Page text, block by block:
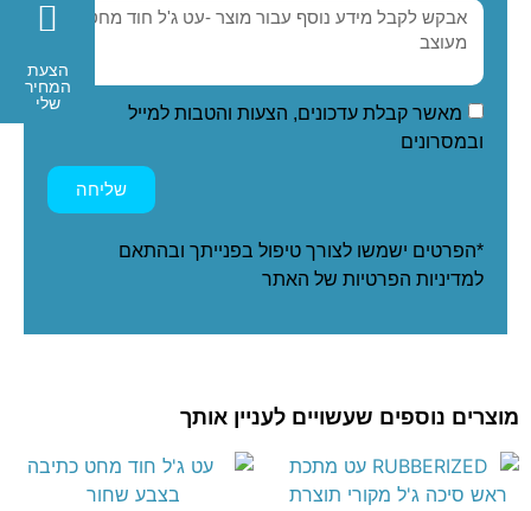
מאשר קבלת עדכונים, הצעות והטבות למייל
ובמסרונים
שליחה
*הפרטים ישמשו לצורך טיפול בפנייתך ובהתאם
למדיניות הפרטיות של האתר
מוצרים נוספים שעשויים לעניין אותך
הצעת
המחיר
שלי